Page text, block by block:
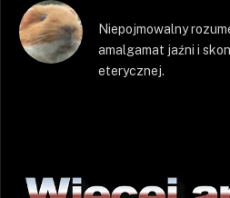
Niepojmowalny
amalgamat jaźni i
eterycznej.